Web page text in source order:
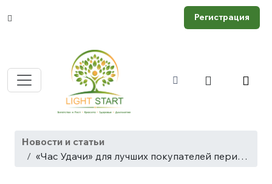
Регистрация
Новости и статьи
«Час Удачи» для лучших покупателей периода Май-Июнь-2022